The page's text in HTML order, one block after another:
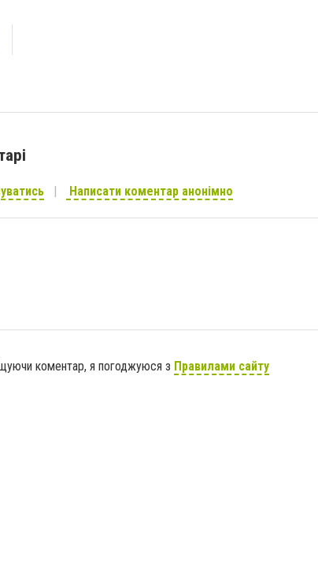
Написати коментар анонімно
коментар, я погоджуюся з Правилами сайту